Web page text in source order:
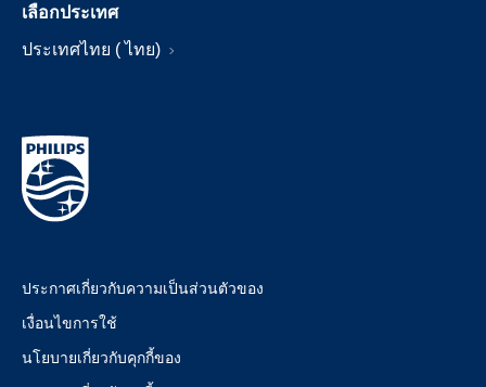
เลือกประเทศ
ประเทศไทย ( ไทย)
ประกาศเกี่ยวกับความเป็นส่วนตัวของ
เงื่อนไขการใช้
นโยบายเกี่ยวกับคุกกี้ของ